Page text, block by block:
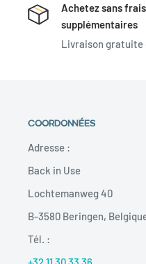
Achetez sans frais
supplémentaires
Livraison gratuite
COORDONNÉES
Adresse :
Back in Use
Lochtemanweg 40
B-3580 Beringen,
Tél. :